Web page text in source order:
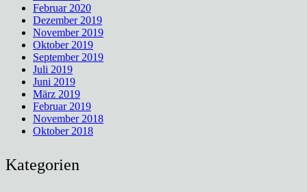
Februar 2020
Dezember 2019
November 2019
Oktober 2019
September 2019
Juli 2019
Juni 2019
März 2019
Februar 2019
November 2018
Oktober 2018
Kategorien